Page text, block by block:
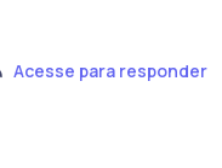
Acesse para responder